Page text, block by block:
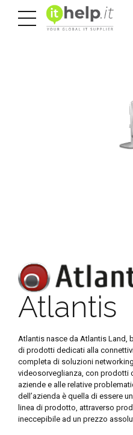
Atlantis
Atlantis nasce da Atlantis Land,
di prodotti dedicati alla
completa di soluzioni
videosorveglianza, con prodotti
aziende e alle relative
dell’azienda è quella di essere
linea di prodotto, attraverso
ineccepibile ad un prezzo